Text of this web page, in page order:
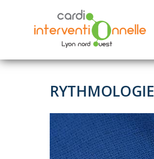
RYTHMOLOGIE